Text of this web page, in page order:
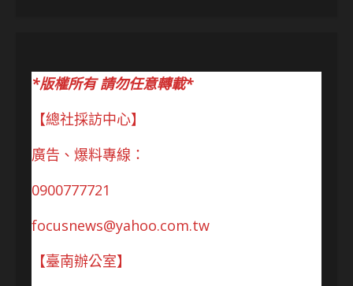
*版權所有 請勿任意轉載*
【總社採訪中心】
廣告、爆料專線：
0900777721
focusnews@yahoo.com.tw
【臺南辦公室】